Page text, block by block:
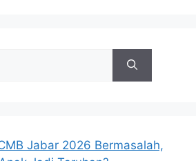
Jabar 2026 Bermasalah,